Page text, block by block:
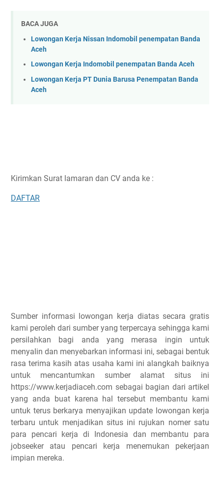
BACA JUGA
Lowongan Kerja Nissan Indomobil penempatan Banda
Aceh
Lowongan Kerja Indomobil penempatan Banda Aceh
Lowongan Kerja PT Dunia Barusa Penempatan Banda
Aceh
Kirimkan Surat lamaran dan CV anda ke :
DAFTAR
Sumber informasi lowongan kerja diatas secara gratis
kami peroleh dari sumber yang terpercaya sehingga kami
persilahkan bagi anda yang merasa ingin untuk
menyalin dan menyebarkan informasi ini, sebagai bentuk
rasa terima kasih atas usaha kami ini alangkah baiknya
untuk mencantumkan sumber alamat situs ini
https://www.kerjadiaceh.com sebagai bagian dari artikel
yang anda buat karena hal tersebut membantu kami
untuk terus berkarya menyajikan update lowongan kerja
terbaru untuk menjadikan situs ini rujukan nomer satu
para pencari kerja di Indonesia dan membantu para
jobseeker atau pencari kerja menemukan pekerjaan
impian mereka.